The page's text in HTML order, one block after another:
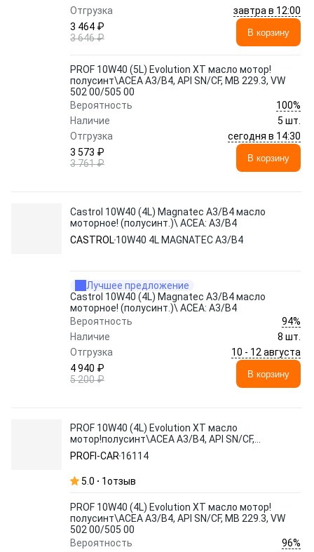
Отгрузка
завтра в 12:00
3 464 ₽
3 646 ₽
В корзину
PROF 10W40 (5L) Evolution XT масло мотор!
полусинт\ACEA A3/B4, API SN/CF, MB 229.3, VW
502 00/505 00
Вероятность
100%
Наличие
5 шт.
Отгрузка
сегодня в 14:30
3 573 ₽
3 761 ₽
В корзину
Castrol 10W40 (4L) Magnatec A3/B4 масло
моторное! (полусинт.)\ ACEA: A3/B4
CASTROL10W40 4L MAGNATEC A3/B4
Лучшее предложение
Castrol 10W40 (4L) Magnatec A3/B4 масло
моторное! (полусинт.)\ ACEA: A3/B4
Вероятность
94%
Наличие
8 шт.
Отгрузка
10 - 12 августа
4 940 ₽
5 200 ₽
В корзину
PROF 10W40 (4L) Evolution XT масло
мотор!полусинт\ACEA A3/B4, API SN/CF,
MB 229.3, VW 502 00/505 00
PROFI-CAR 16114
5.0 1отзыв
PROF 10W40 (4L) Evolution XT масло мотор!
полусинт\ACEA A3/B4, API SN/CF, MB 229.3, VW
502 00/505 00
Вероятность
96%